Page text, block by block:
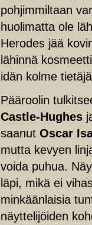
pohjimmiltaan
huolimatta ole
Herodes jää
lähinnä
idän kolme
Pääroolin
Castle-Hughes
saanut Oscar
mutta kevyen
voida puhua.
läpi, mikä ei
minkäänlaisia
näyttelijöiden